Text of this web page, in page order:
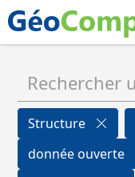
Structure
donnée ouverte